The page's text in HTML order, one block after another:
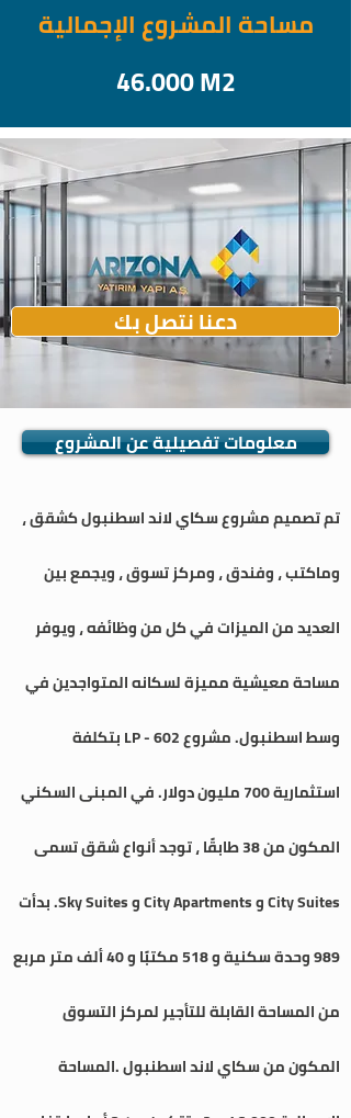
مساحة المشروع الإجمالية
46.000 M2
دعنا نتصل بك
معلومات تفصيلية عن المشروع
تم تصميم مشروع سكاي لاند اسطنبول كشقق ،
وماكتب ، وفندق ، ومركز تسوق ، ويجمع بين
العديد من الميزات في كل من وظائفه ، ويوفر
مساحة معيشية مميزة لسكانه المتواجدين في
وسط اسطنبول. مشروع LP - 602 بتكلفة
استثمارية 700 مليون دولار. في المبنى السكني
المكون من 38 طابقًا ، توجد أنواع شقق تسمى
City Suites و City Apartments و Sky Suites. بدأت
989 وحدة سكنية و 518 مكتبًا و 40 ألف متر مربع
من المساحة القابلة للتأجير لمركز التسوق
المكون من سكاي لاند اسطنبول .المساحة